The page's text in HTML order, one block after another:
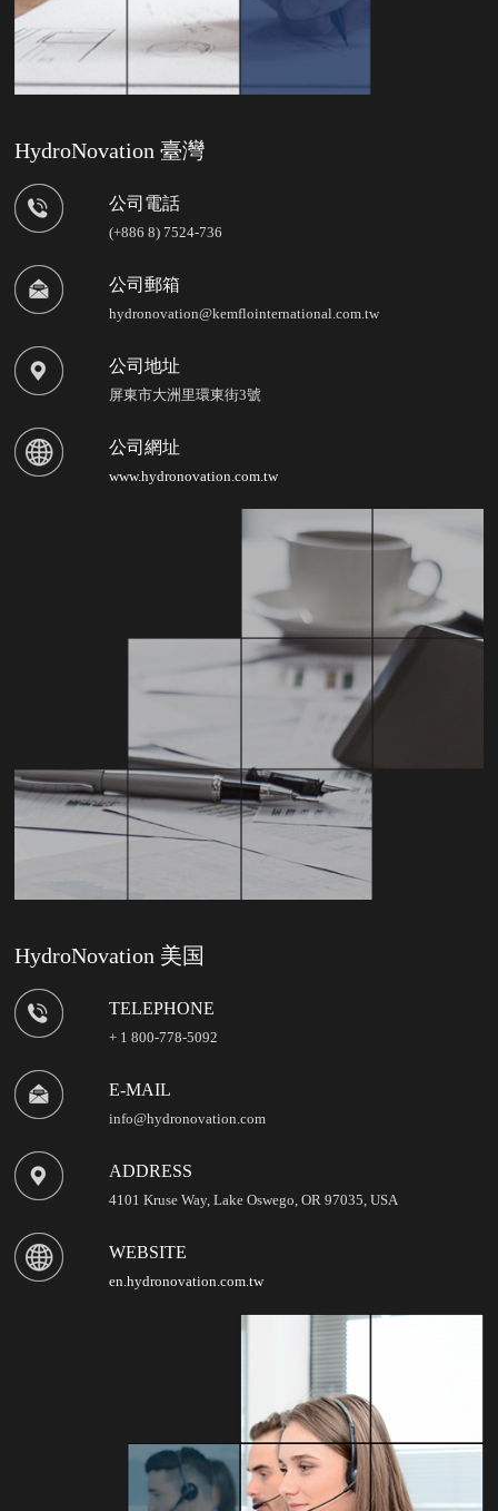
HydroNovation 臺灣
公司電話
(+886 8) 7524-736
公司郵箱
hydronovation@kemflointernational.com.tw
公司地址
屏東市大洲里環東街3號
公司網址
www.hydronovation.com.tw
HydroNovation 美国
TELEPHONE
+ 1 800-778-5092
E-MAIL
info@hydronovation.com
ADDRESS
4101 Kruse Way, Lake Oswego, OR 97035, USA
WEBSITE
en.hydronovation.com.tw